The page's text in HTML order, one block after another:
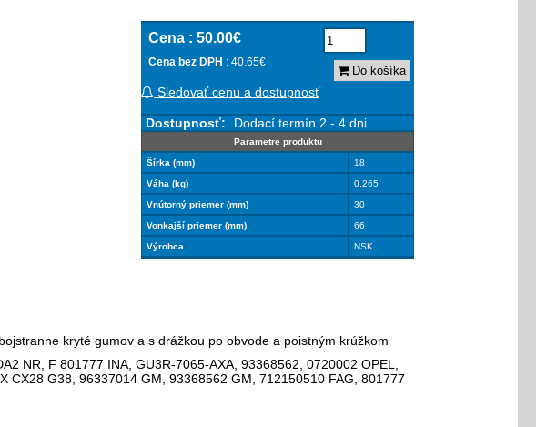
Cena : 50.00€
Cena bez DPH : 40.65€
Do košíka
Sledovať cenu a dostupnosť
Dostupnosť: Dodací termín 2 - 4 dni
Parametre produktu
Šírka (mm) 18
Váha (kg) 0.265
Vnútorný priemer (mm) 30
Vonkajší priemer (mm) 66
Výrobca NSK
kryté gumov a s drážkou po obvode a poistným krúžkom
NR, F 801777 INA, GU3R-7065-AXA, 93368562, 0720002 OPEL,
G38, 96337014 GM, 93368562 GM, 712150510 FAG, 801777